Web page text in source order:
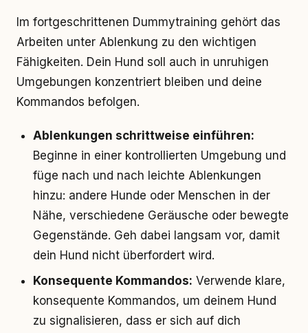
Im fortgeschrittenen Dummytraining gehört das
Arbeiten unter Ablenkung zu den wichtigen
Fähigkeiten. Dein Hund soll auch in unruhigen
Umgebungen konzentriert bleiben und deine
Kommandos befolgen.
Ablenkungen schrittweise einführen:
Beginne in einer kontrollierten Umgebung und
füge nach und nach leichte Ablenkungen
hinzu: andere Hunde oder Menschen in der
Nähe, verschiedene Geräusche oder bewegte
Gegenstände. Geh dabei langsam vor, damit
dein Hund nicht überfordert wird.
Konsequente Kommandos: Verwende klare,
konsequente Kommandos, um deinem Hund
zu signalisieren, dass er sich auf dich